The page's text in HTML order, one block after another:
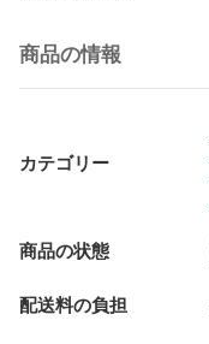
商品の情報
カテゴリー
商品の状態
配送料の負担